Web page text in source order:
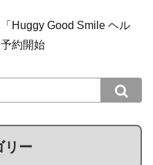
Huggy Good Smile ヘル
約開始
リー